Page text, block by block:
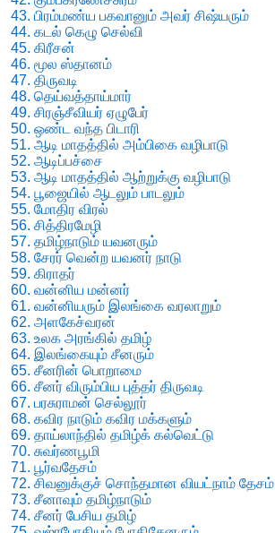
43. பிரம்மண்ய பகவானும் அவர் சிஷ்யரும்
44. கடல் கெழு செல்வி
45. கிரீசன்
46. மூல ஸ்தானம்
47. திருவடி
48. தெய்வத்தாய்மார்
49. சிரஞ்சீவியர் ஏழுபேர்
50. ஒண்ட வந்த பிடாரி
51. ஆடி மாதத்தில் அம்பிகை வழிபாடு
52. ஆடிப்பச்சை
53. ஆடி மாதத்தில் ஆற்றுக்கு வழிபாடு
54. பூஜையில் ஆடலும் பாடலும்
55. மோதிர விரல்
56. சித்திரமேழி
57. தமிழ்நாடும் யவனரும்
58. சேரர் வென்ற யவனர் நாடு
59. கிராதர்
60. வன்னிய மன்னர்
61. வன்னியரும் இலங்கை வரலாறும்
62. அளகேச்வரன்
63. உலக அரங்கில் தமிழ்
64. இலங்கையும் சீனரும்
65. சீனரின் பொறாமை
66. சீனர் விரும்பிய புத்தர் திருவடி
67. பரசுராமன் செல்லூர்
68. கவிர நாடும் கவிர மக்களும்
69. தாய்லாந்தில் தமிழ்க் கல்வெட்டு
70. சுவர்ணபூமி
71. பூர்வதேசம்
72. சிவனுக்குச் சொந்தமான வியட்நாம் தேசம்
73. சீனாவும் தமிழ்நாடும்
74. சீனர் பேசிய தமிழ்